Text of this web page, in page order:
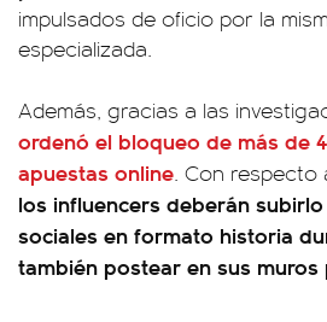
impulsados de oficio por la
especializada.
Además, gracias a las
ordenó el bloqueo de más de
apuestas online. Con respecto
los influencers deberán
sociales en formato historia
también postear en sus muros